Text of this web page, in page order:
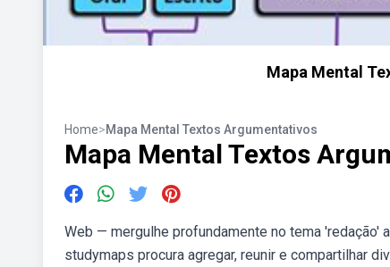
Mapa Mental
Home>Mapa Mental Textos Argumentativos
Mapa Mental Textos
Web — mergulhe profundamente no tema
studymaps procura agregar, reunir e compartilhar